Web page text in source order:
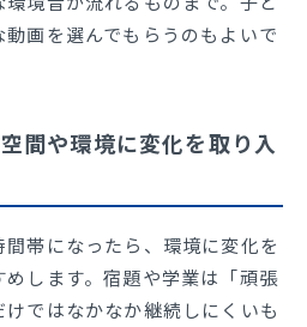
画を選んでもらうのもよいで
間や環境に変化を取り入
帯になったら、環境に変化を
します。宿題や学業は「頑張
ではなかなか継続しにくいも